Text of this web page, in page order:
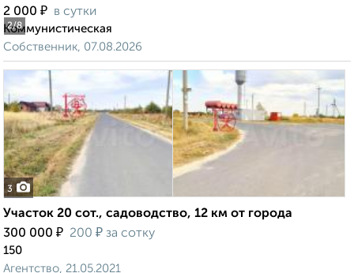
2/8
2 000 ₽ в сутки
Коммунистическая
Собственник, 07.08.2026
3
Участок 20 сот., садоводство, 12 км от города
300 000 ₽ 200 ₽ за сотку
150
Агентство, 21.05.2021